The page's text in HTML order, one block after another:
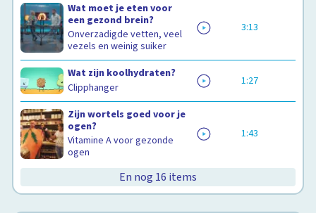
Wat moet je eten voor
een gezond brein?
Onverzadigde vetten, veel
vezels en weinig suiker
3:13
Wat zijn koolhydraten?
Clipphanger
1:27
Zijn wortels goed voor je
ogen?
Vitamine A voor gezonde
ogen
1:43
En nog 16 items